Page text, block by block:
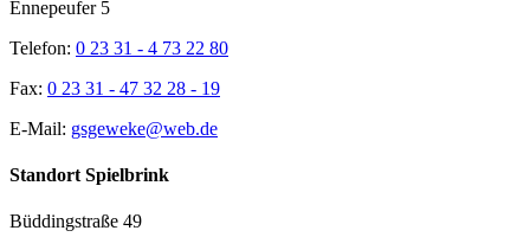
Ennepeufer 5
Telefon: 0 23 31 - 4 73 22 80
Fax: 0 23 31 - 47 32 28 - 19
E-Mail: gsgeweke@web.de
Standort Spielbrink
Büddingstraße 49